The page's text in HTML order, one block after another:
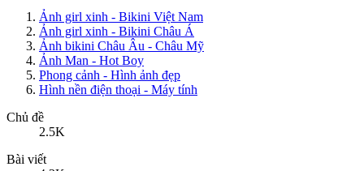
Ảnh girl xinh - Bikini Việt Nam
Ảnh girl xinh - Bikini Châu Á
Ảnh bikini Châu Âu - Châu Mỹ
Ảnh Man - Hot Boy
Phong cảnh - Hình ảnh đẹp
Hình nền điện thoại - Máy tính
Chủ đề
2.5K
Bài viết